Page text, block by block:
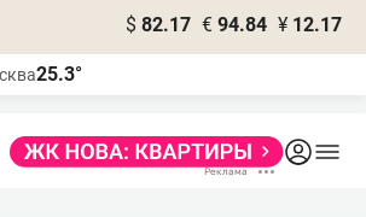
$ 82.17 € 94.84 ¥ 12.17
25.3°